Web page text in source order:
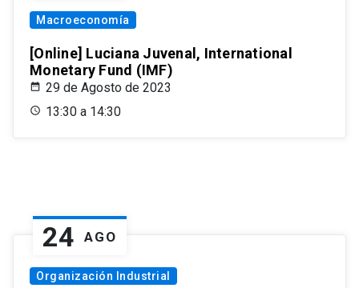
Macroeconomía
[Online] Luciana Juvenal, International
Monetary Fund (IMF)
29 de Agosto de 2023
13:30 a 14:30
24 AGO
Organización Industrial